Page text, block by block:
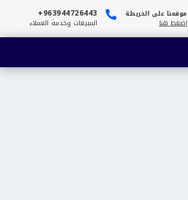
موقعنا على الخريطة
اضغط هنا

963944726443+
المبيعات وخدمة العملاء